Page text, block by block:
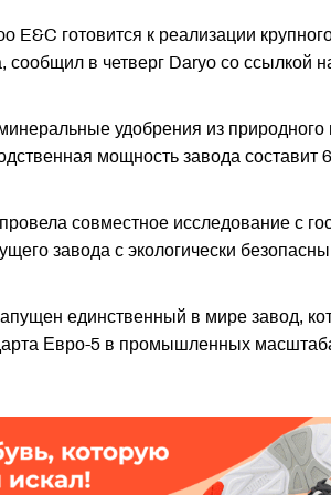
готовится к реализации
в четверг Daryo со ссылкой
удобрения из природного
мощность завода
совместное исследование с
завода с экологически
единственный в мире завод,
Евро-5 в промышленных